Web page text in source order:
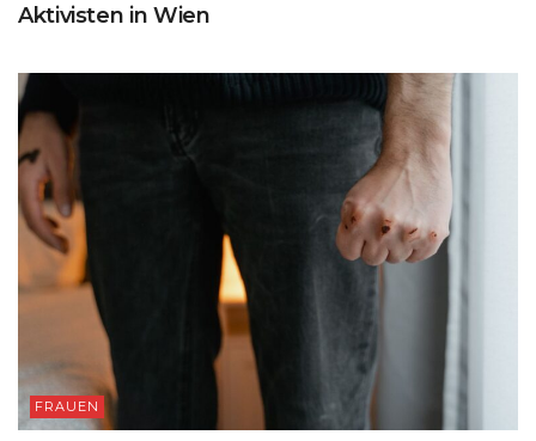
Aktivisten in Wien
FRAUEN